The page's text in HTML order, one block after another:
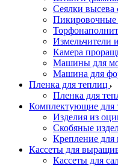
Сеялки высева
Измельчители
Камера
Машины для
Машина для
Пленка для теплиц
Пленка для
Комплектующие для
Изделия из
Скобяные
Крепление для
Кассеты для
Кассеты для